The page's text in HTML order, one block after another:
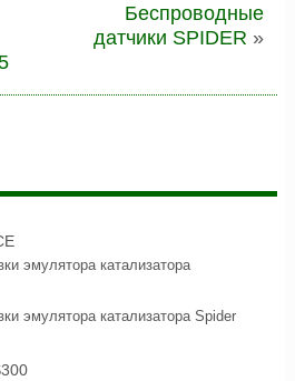
Беспроводные
датчики SPIDER »
эмулятора катализатора
эмулятора катализатора Spider